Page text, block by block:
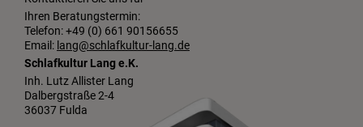
Ihren Beratungstermin:
Telefon: +49 (0) 661 90156655
Email: lang@schlafkultur-lang.de
Schlafkultur Lang e.K.
Inh. Lutz Allister Lang
Dalbergstraße 2-4
36037 Fulda